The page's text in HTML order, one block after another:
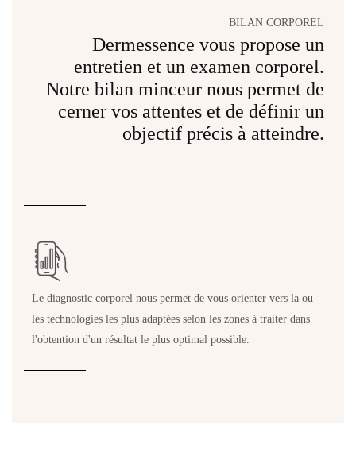
BILAN CORPOREL
Dermessence vous propose un
entretien et un examen corporel.
Notre bilan minceur nous permet de
cerner vos attentes et de définir un
objectif précis à atteindre.
Le diagnostic corporel nous permet de vous orienter vers la ou
les technologies les plus adaptées selon les zones à traiter dans
l'obtention d'un résultat le plus optimal possible.